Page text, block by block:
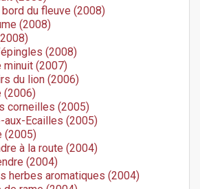
bord du fleuve (2008)
(2008)
(2008)
minuit (2007)
du lion (2006)
(2006)
corneilles (2005)
aux-Ecailles (2005)
(2005)
à la route (2004)
(2004)
herbes aromatiques (2004)